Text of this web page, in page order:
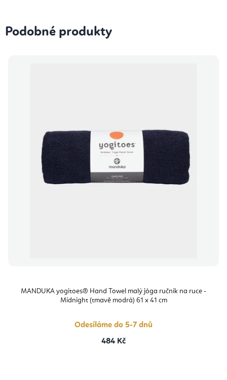
Podobné produkty
MANDUKA yogitoes® Hand Towel malý jóga ručník na ruce -
Midnight (tmavě modrá) 61 x 41 cm
Odesíláme do 5-7 dnů
484 Kč